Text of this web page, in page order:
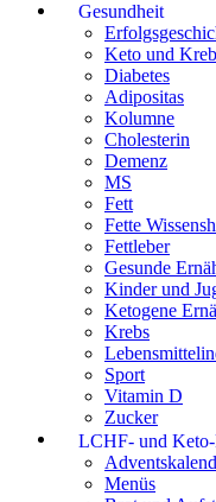
Gesundheit
Keto und
Diabetes
Adipositas
Kolumne
Cholesterin
Demenz
MS
Fett
Fette
Fettleber
Gesunde
Kinder und
Ketogene
Krebs
Sport
Vitamin D
Zucker
LCHF- und Keto-
Menüs